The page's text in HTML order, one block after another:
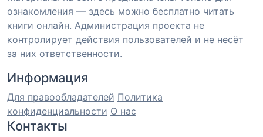
ознакомления — здесь можно бесплатно читать
книги онлайн. Администрация проекта не
контролирует действия пользователей и не несёт
за них ответственности.
Информация
Для правообладателей Политика
конфиденциальности О нас
Контакты